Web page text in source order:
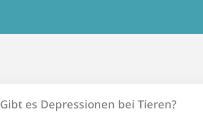
Gibt es Depressionen bei Tieren?